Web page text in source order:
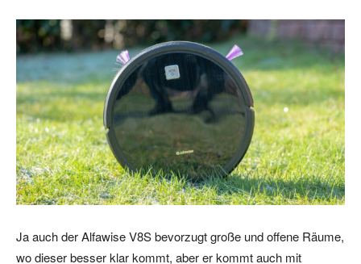
Ja auch der Alfawise V8S bevorzugt große und offene Räume,
wo dieser besser klar kommt, aber er kommt auch mit